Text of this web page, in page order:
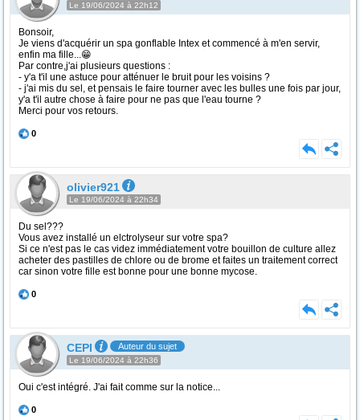
Le 19/06/2024 à 22h12
Bonsoir,
Je viens d'acquérir un spa gonflable Intex et commencé à m'en servir,
enfin ma fille...😁
Par contre,j'ai plusieurs questions :
- y'a t'il une astuce pour atténuer le bruit pour les voisins ?
- j'ai mis du sel, et pensais le faire tourner avec les bulles une fois par jour,
y'a t'il autre chose à faire pour ne pas que l'eau tourne ?
Merci pour vos retours.
0
olivier921
Le 19/06/2024 à 22h34
Du sel???
Vous avez installé un elctrolyseur sur votre spa?
Si ce n'est pas le cas videz immédiatement votre bouillon de culture allez
acheter des pastilles de chlore ou de brome et faites un traitement correct
car sinon votre fille est bonne pour une bonne mycose.
0
CEPI Auteur du sujet
Le 19/06/2024 à 22h36
Oui c'est intégré. J'ai fait comme sur la notice...
0